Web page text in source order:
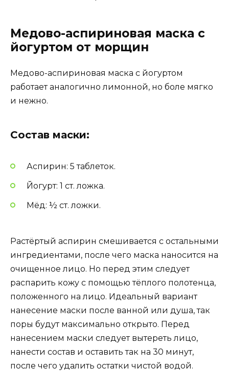
Медово-аспириновая маска с
йогуртом от морщин
Медово-аспириновая маска с йогуртом
работает аналогично лимонной, но боле мягко
и нежно.
Состав маски:
Аспирин: 5 таблеток.
Йогурт: 1 ст. ложка.
Мёд: ½ ст. ложки.
Растёртый аспирин смешивается с остальными
ингредиентами, после чего маска наносится на
очищенное лицо. Но перед этим следует
распарить кожу с помощью тёплого полотенца,
положенного на лицо. Идеальный вариант
нанесение маски после ванной или душа, так
поры будут максимально открыто. Перед
нанесением маски следует вытереть лицо,
нанести состав и оставить так на 30 минут,
после чего удалить остатки чистой водой.